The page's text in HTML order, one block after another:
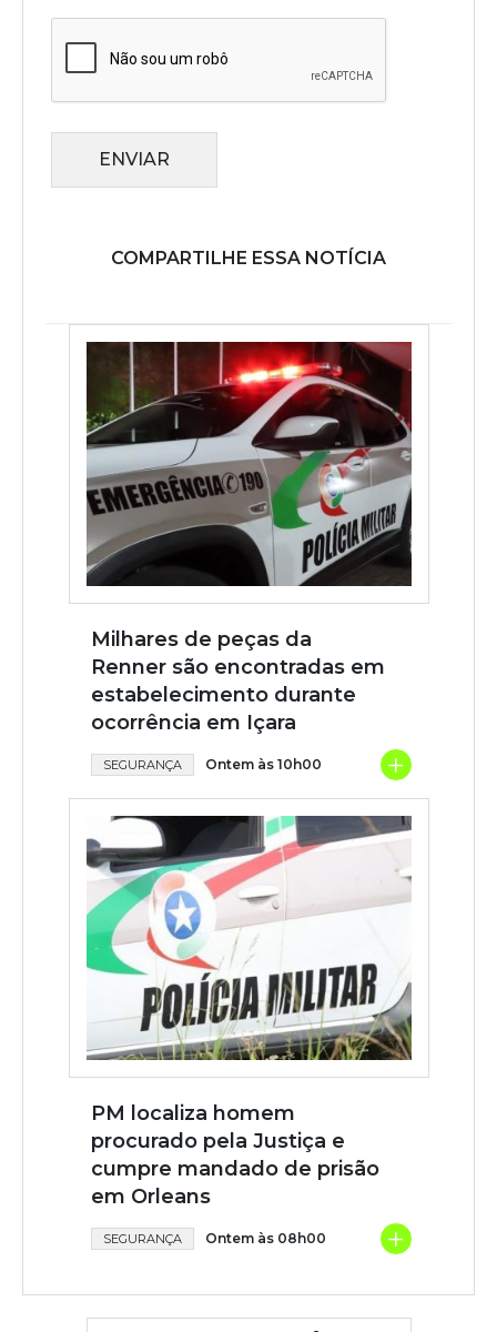
ENVIAR
COMPARTILHE ESSA NOTÍCIA
Milhares de peças da
Renner são encontradas em
estabelecimento durante
ocorrência em Içara
SEGURANÇA Ontem às 10h00 +
PM localiza homem
procurado pela Justiça e
cumpre mandado de prisão
em Orleans
SEGURANÇA Ontem às 08h00 +